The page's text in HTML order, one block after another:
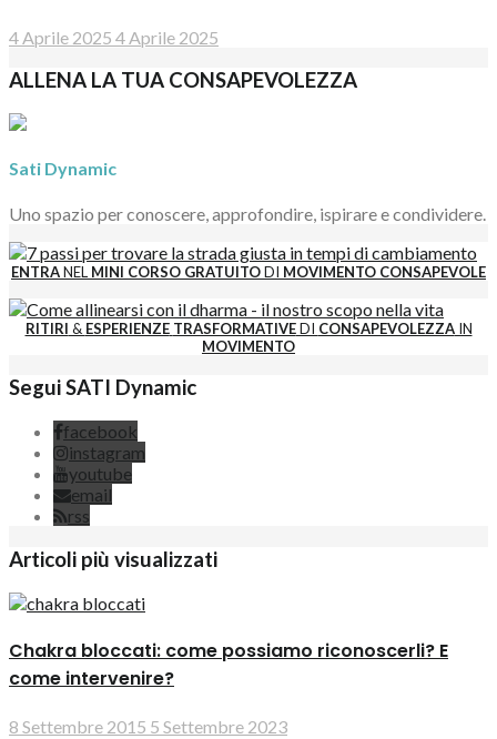
4 Aprile 2025 4 Aprile 2025
ALLENA LA TUA CONSAPEVOLEZZA
Sati Dynamic
Uno spazio per conoscere, approfondire, ispirare e condividere.
ENTRANEL MINI CORSO GRATUITODI MOVIMENTO CONSAPEVOLE
RITIRI & ESPERIENZE TRASFORMATIVEDI CONSAPEVOLEZZAIN
MOVIMENTO
Segui SATI Dynamic
facebook
instagram
youtube
email
rss
Articoli più visualizzati
Chakra bloccati: come possiamo riconoscerli? E
come intervenire?
8 Settembre 2015 5 Settembre 2023